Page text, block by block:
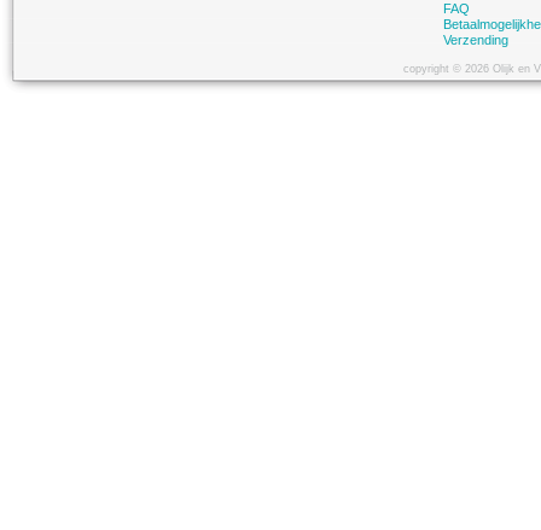
FAQ
Verzending
copyright © 2026 Olijk en